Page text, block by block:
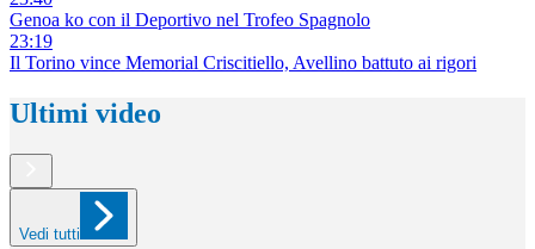
Genoa ko con il Deportivo nel Trofeo Spagnolo
23:19
Il Torino vince Memorial Criscitiello, Avellino battuto ai rigori
Ultimi video
Vedi tutti